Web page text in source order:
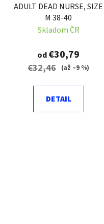
ADULT DEAD NURSE, SIZE
M 38-40
Skladom ČR
od€30,79
€32,46 (až –9 %)
DETAIL